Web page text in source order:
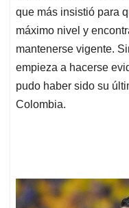
que más insistió para
máximo nivel y
mantenerse vigente.
empieza a hacerse
pudo haber sido su
Colombia.